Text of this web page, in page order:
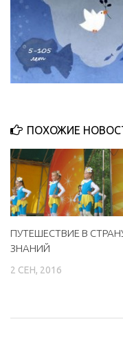
МБОУ ДО «Детская
МБОУ ДО «Детская
МБУК «Искитимский
музей»
Афиша
Независимая
Контакты
ПОХОЖИЕ
ПУТЕШЕСТВИЕ В
ЗНАНИЙ
2 СЕН, 2016